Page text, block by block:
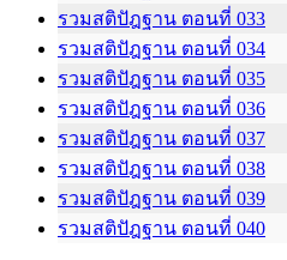
รวมสติปัฎฐาน ตอนที่ 033
รวมสติปัฎฐาน ตอนที่ 034
รวมสติปัฎฐาน ตอนที่ 035
รวมสติปัฎฐาน ตอนที่ 036
รวมสติปัฎฐาน ตอนที่ 037
รวมสติปัฎฐาน ตอนที่ 038
รวมสติปัฎฐาน ตอนที่ 039
รวมสติปัฎฐาน ตอนที่ 040